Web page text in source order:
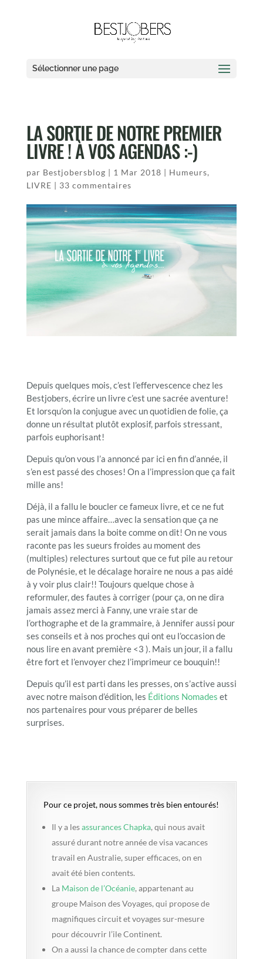
Sélectionner une page
LA SORTIE DE NOTRE PREMIER
LIVRE ! À VOS AGENDAS :-)
par Bestjobersblog | 1 Mar 2018 | Humeurs,
LIVRE | 33 commentaires
Depuis quelques mois, c’est l’effervescence chez les
Bestjobers, écrire un livre c’est une sacrée aventure!
Et lorsqu’on la conjugue avec un quotidien de folie, ça
donne un résultat plutôt explosif, parfois stressant,
parfois euphorisant!
Depuis qu’on vous l’a annoncé par ici en fin d’année, il
s’en est passé des choses! On a l’impression que ça fait
mille ans!
Déjà, il a fallu le boucler ce fameux livre, et ce ne fut
pas une mince affaire…avec la sensation que ça ne
serait jamais dans la boite comme on dit! On ne vous
raconte pas les sueurs froides au moment des
(multiples) relectures surtout que ce fut pile au retour
de Polynésie, et le décalage horaire ne nous a pas aidé
à y voir plus clair!! Toujours quelque chose à
reformuler, des fautes à corriger (pour ça, on ne dira
jamais assez merci à Fanny, une vraie star de
l’orthographe et de la grammaire, à Jennifer aussi pour
ses conseils et à nos proches qui ont eu l’occasion de
nous lire en avant première <3 ). Mais un jour, il a fallu
être fort et l’envoyer chez l’imprimeur ce bouquin!!
Depuis qu’il est parti dans les presses, on s’active aussi
avec notre maison d’édition, les Éditions Nomades et
nos partenaires pour vous préparer de belles
surprises.
Pour ce projet, nous sommes très bien entourés!
Il y a lesassurances Chapka, qui nous avait
assuré durant notre année de visa vacances
travail en Australie, super efficaces, on en
avait été bien contents.
La Maison de l’Océanie, appartenant au
groupe Maison des Voyages, qui propose de
magnifiques circuit et voyages sur-mesure
pour découvrir l’ile Continent.
On a aussi la chance de compter dans cette